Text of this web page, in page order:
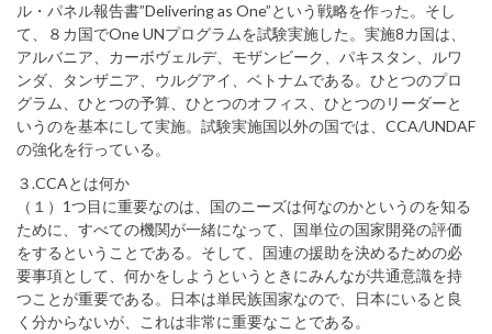
ル・パネル報告書”Delivering as One”という戦略を作った。そし
て、８カ国でOne UNプログラムを試験実施した。実施8カ国は、
アルバニア、カーボヴェルデ、モザンビーク、パキスタン、ルワ
ンダ、タンザニア、ウルグアイ、ベトナムである。ひとつのプロ
グラム、ひとつの予算、ひとつのオフィス、ひとつのリーダーと
いうのを基本にして実施。試験実施国以外の国では、CCA/UNDAF
の強化を行っている。
３.CCAとは何か
（１）1つ目に重要なのは、国のニーズは何なのかというのを知る
ために、すべての機関が一緒になって、国単位の国家開発の評価
をするということである。そして、国連の援助を決めるための必
要事項として、何かをしようというときにみんなが共通意識を持
つことが重要である。日本は単民族国家なので、日本にいると良
く分からないが、これは非常に重要なことである。